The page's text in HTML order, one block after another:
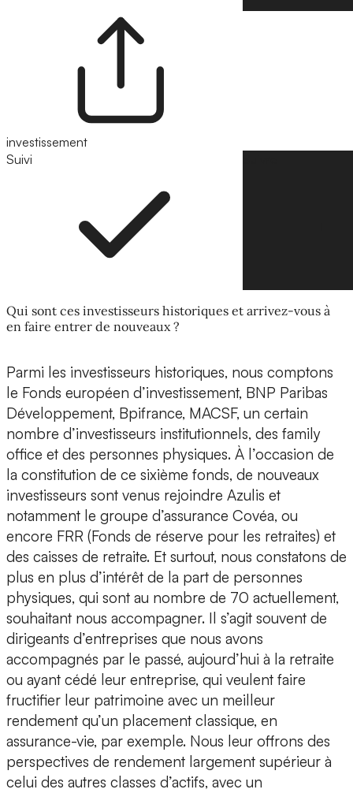
investissement
Suivi
Qui sont ces investisseurs historiques et arrivez-vous à
en faire entrer de nouveaux ?
Parmi les investisseurs historiques, nous comptons
le Fonds européen d’investissement, BNP Paribas
Développement, Bpifrance, MACSF, un certain
nombre d’investisseurs institutionnels, des family
office et des personnes physiques. À l’occasion de
la constitution de ce sixième fonds, de nouveaux
investisseurs sont venus rejoindre Azulis et
notamment le groupe d’assurance Covéa, ou
encore FRR (Fonds de réserve pour les retraites) et
des caisses de retraite. Et surtout, nous constatons de
plus en plus d’intérêt de la part de personnes
physiques, qui sont au nombre de 70 actuellement,
souhaitant nous accompagner. Il s’agit souvent de
dirigeants d’entreprises que nous avons
accompagnés par le passé, aujourd’hui à la retraite
ou ayant cédé leur entreprise, qui veulent faire
fructifier leur patrimoine avec un meilleur
rendement qu’un placement classique, en
assurance-vie, par exemple. Nous leur offrons des
perspectives de rendement largement supérieur à
celui des autres classes d’actifs, avec un